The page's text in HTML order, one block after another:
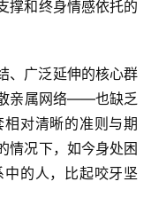
撑和终身情感依托的
广泛延伸的核心群
亲属网络——也缺乏
对清晰的准则与期
况下， 如今身处困
的人，比起咬牙坚